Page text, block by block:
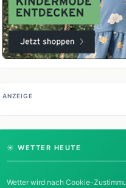
ANZEIGE
☀️ WETTER HEUTE
Wetter wird nach Cookie-